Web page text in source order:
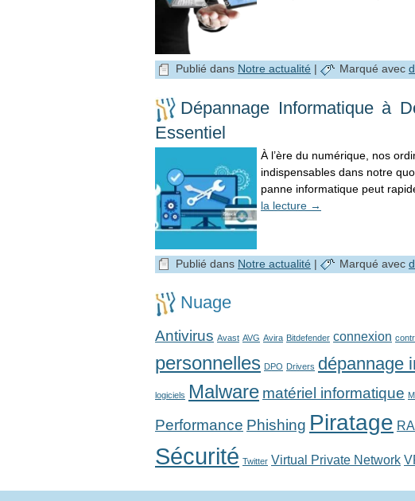
Publié dans Notre actualité | Marqué avec
Dépannage Informatique à
Essentiel
À l’ère du numérique, nos
indispensables dans notre
panne informatique peut
la lecture →
Publié dans Notre actualité | Marqué avec
Nuage
Antivirus Avast AVG Avira Bitdefender connexion
personnelles DPO Drivers dépannage
logiciels Malware matériel informatique
Performance Phishing Piratage
Sécurité Twitter Virtual Private Network